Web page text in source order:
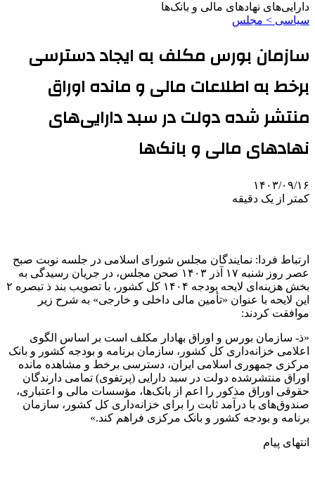
دارایی‌های نهادهای مالی و بانک‌ها
سیاسی > مجلس
سازمان بورس مکلف به ایجاد دسترسی
برخط به اطلاعات مالی و مانده اوراق
منتشر شده دولت در سبد دارایی‌های
نهادهای مالی و بانک‌ها
۱۴۰۳/۰۹/۱۶
کمتر از یک دقیقه
ارتباط فردا: نمایندگان مجلس شورای اسلامی در جلسه نوبت صبح
عصر روز شنبه ۱۷ آذر ۱۴۰۳ صحن مجلس، در جریان رسیدگی به
بخش هزینه‌ای لایحه بودجه ۱۴۰۴ کل کشور، با تصویب بند ذ تبصره ۲
این لایحه با عنوان «تأمین مالی داخلی و خارجی» به شرح زیر
موافقت کردند:
«ذ- سازمان بورس و اوراق بهادار مکلف است بر اساس ‏الگوی
اعلامی خزانه‌داری کل کشور، سازمان ‏برنامه و بودجه کشور و بانک
مرکزی جمهوری ‏اسلامی ایران، دسترسی برخط و مشاهده مانده
‎حقوقی اوراق مذکور را اعم از ‏بانک‌ها، مؤسسات مالی و اعتباری،
صندوق‌های با ‏درآمد ثابت را برای خزانه‌داری کل کشور، ‏سازمان
برنامه و بودجه کشور و بانک مرکزی ‏فراهم کند.»
انتهای پیام